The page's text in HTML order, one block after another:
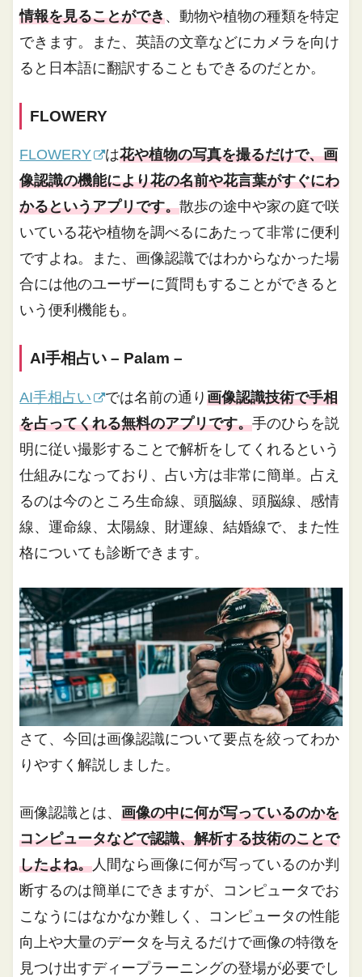
情報を見ることができ、動物や植物の種類を特定
できます。また、英語の文章などにカメラを向け
ると日本語に翻訳することもできるのだとか。
FLOWERY
FLOWERY は花や植物の写真を撮るだけで、画
像認識の機能により花の名前や花言葉がすぐにわ
かるというアプリです。散歩の途中や家の庭で咲
いている花や植物を調べるにあたって非常に便利
ですよね。また、画像認識ではわからなかった場
合には他のユーザーに質問もすることができると
いう便利機能も。
AI手相占い – Palam –
AI手相占い では名前の通り画像認識技術で手相
を占ってくれる無料のアプリです。手のひらを説
明に従い撮影することで解析をしてくれるという
仕組みになっており、占い方は非常に簡単。占え
るのは今のところ生命線、頭脳線、頭脳線、感情
線、運命線、太陽線、財運線、結婚線で、また性
格についても診断できます。
さて、今回は画像認識について要点を絞ってわか
りやすく解説しました。
画像認識とは、画像の中に何が写っているのかを
コンピュータなどで認識、解析する技術のことで
したよね。 人間なら画像に何が写っているのか判
断するのは簡単にできますが、コンピュータでお
こなうにはなかなか難しく、コンピュータの性能
向上や大量のデータを与えるだけで画像の特徴を
見つけ出すディープラーニングの登場が必要でし